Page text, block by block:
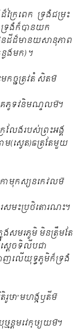
ៃពេក ទ្រង់ជម្រះ
រង់ក៏បានយក
ដីដ៏មានយសានុភាព
លងមក) ។
ត្រវតំ សិតម៑
និមណ្ទលម៑។
លែងរបស់ព្រះអង្គ
(ស្វេត)ឆត្រតែមួយ
ស្យនកេវលម៑
រថិតោរណះ។
សមរភូមិ មិនត្រឹមតែ
ដេចទិលីបជា
ញលើយុទ្ធភូមិក៏ទ្រង់
’មហង្ក្ឫតីម៑
មវេក្ឞ្យយម៑។